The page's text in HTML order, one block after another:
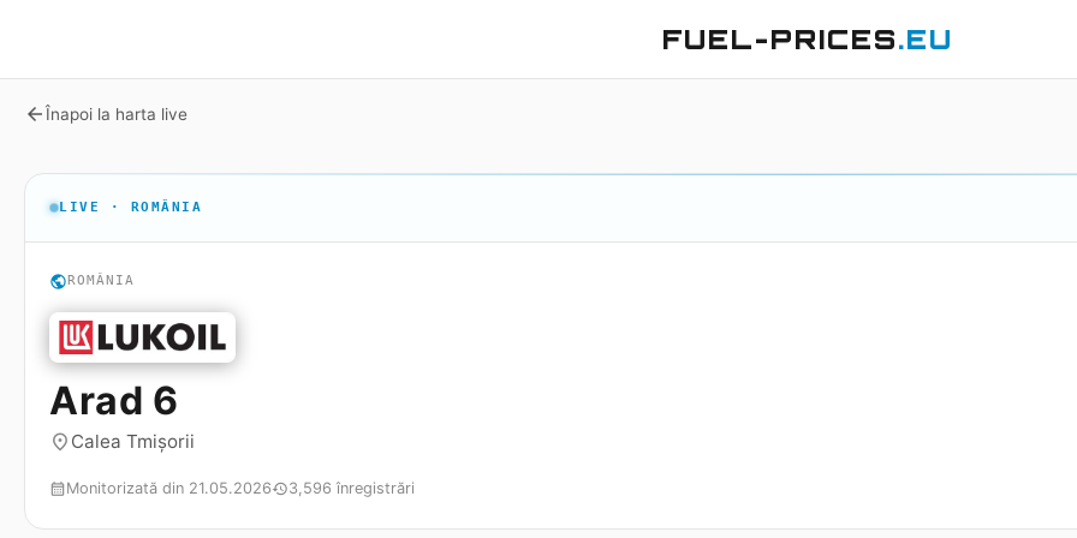
FUEL-PRICES.EU
arrow_backÎnapoi la harta live
LIVE · ROMÂNIA
publicROMÂNIA
Arad 6
place Calea Tmișorii
calendar_monthMonitorizată din 21.05.2026history3,596 înregistrări